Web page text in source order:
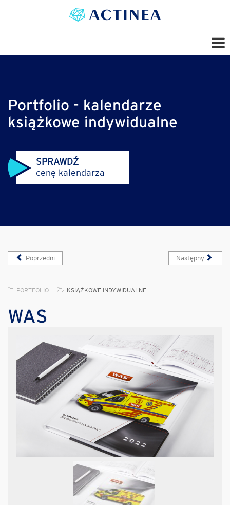
Portfolio - kalendarze
książkowe indywidualne
SPRAWDŹ
cenę kalendarza
Poprzedni Następny
PORTFOLIO KSIĄŻKOWE INDYWIDUALNE
WAS